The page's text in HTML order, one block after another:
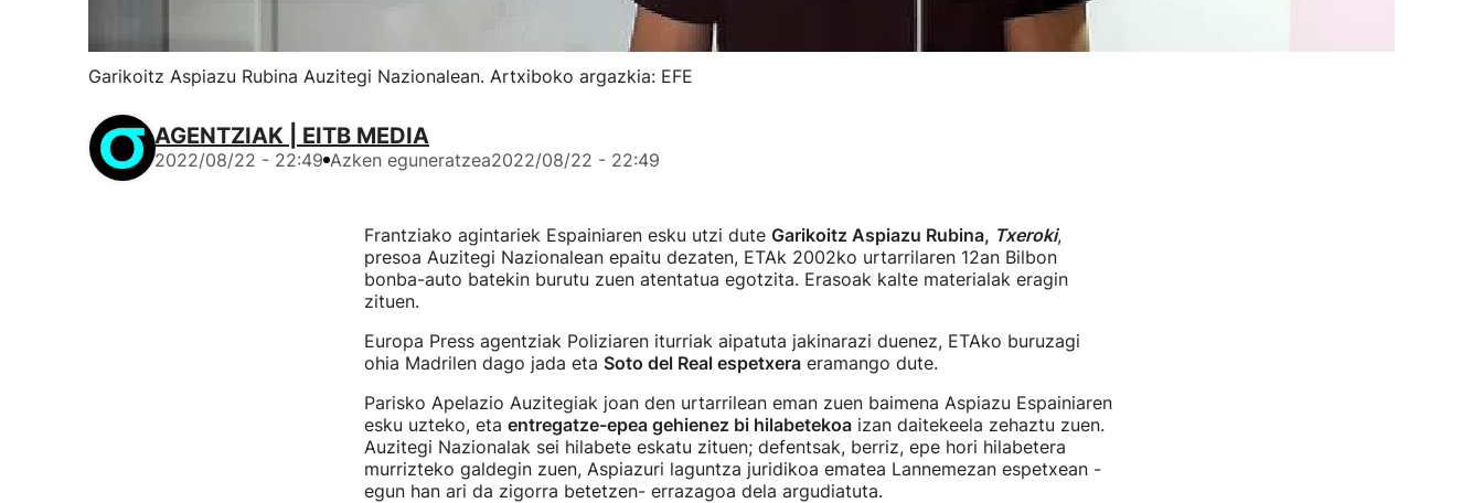
Garikoitz Aspiazu Rubina Auzitegi Nazionalean. Artxiboko argazkia: EFE
AGENTZIAK | EITB MEDIA
2022/08/22 - 22:49 Azken eguneratzea2022/08/22 - 22:49
Frantziako agintariek Espainiaren esku utzi dute Garikoitz Aspiazu Rubina, Txeroki,
presoa Auzitegi Nazionalean epaitu dezaten, ETAk 2002ko urtarrilaren 12an Bilbon
bonba-auto batekin burutu zuen atentatua egotzita. Erasoak kalte materialak eragin
zituen.
Europa Press agentziak Poliziaren iturriak aipatuta jakinarazi duenez, ETAko buruzagi
ohia Madrilen dago jada eta Soto del Real espetxeraeramango dute.
Parisko Apelazio Auzitegiak joan den urtarrilean eman zuen baimena Aspiazu Espainiaren
esku uzteko, eta entregatze-epea gehienez bi hilabetekoaizan daitekeela zehaztu zuen.
Auzitegi Nazionalak sei hilabete eskatu zituen; defentsak, berriz, epe hori hilabetera
murrizteko galdegin zuen, Aspiazuri laguntza juridikoa ematea Lannemezan espetxean -
egun han ari da zigorra betetzen- errazagoa dela argudiatuta.